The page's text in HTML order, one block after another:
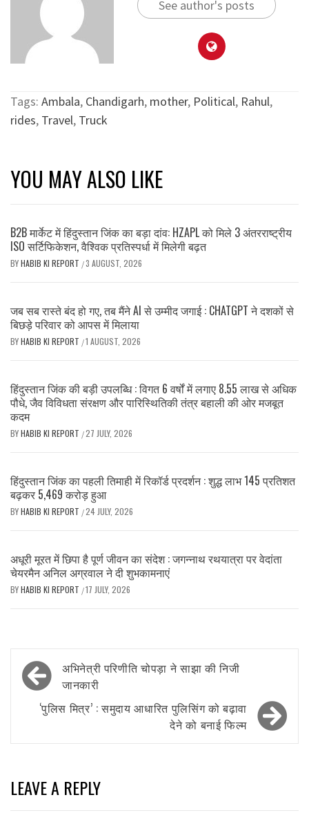
See author's posts
Tags: Ambala, Chandigarh, mother, Political, Rahul,
rides, Travel, Truck
YOU MAY ALSO LIKE
B2B मार्केट में हिंदुस्तान जिंक का बड़ा दांव: HZAPL को मिले 3 अंतरराष्ट्रीय
ISO सर्टिफिकेशन, वैश्विक प्रतिस्पर्धा में मिलेगी बढ़त
BYHABIB KI REPORT /3 AUGUST, 2026
जब सब रास्ते बंद हो गए, तब मैंने AI से उम्मीद जगाई : CHATGPT ने दशकों से
बिछड़े परिवार को आपस में मिलाया
BYHABIB KI REPORT /1 AUGUST, 2026
हिंदुस्तान जिंक की बड़ी उपलब्धि : विगत 6 वर्षों में लगाए 8.55 लाख से अधिक
पौधे, जैव विविधता संरक्षण और पारिस्थितिकी तंत्र बहाली की ओर मजबूत
कदम
BYHABIB KI REPORT /27 JULY, 2026
हिंदुस्तान जिंक का पहली तिमाही में रिकॉर्ड प्रदर्शन : शुद्ध लाभ 145 प्रतिशत
बढ़कर 5,469 करोड़ हुआ
BYHABIB KI REPORT /24 JULY, 2026
अधूरी मूरत में छिपा है पूर्ण जीवन का संदेश : जगन्नाथ रथयात्रा पर वेदांता
चेयरमैन अनिल अग्रवाल ने दी शुभकामनाएं
BYHABIB KI REPORT /17 JULY, 2026
Post
navigation
अभिनेत्री परिणीति चोपड़ा ने साझा की निजी
जानकारी
‘पुलिस मित्र’ : समुदाय आधारित पुलिसिंग को बढ़ावा
देने को बनाई फिल्म
LEAVE A REPLY